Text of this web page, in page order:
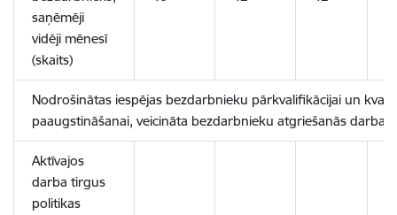
saņēmēji
vidēji mēnesī
(skaits)
Nodrošinātas iespējas bezdarbnieku pārkvalifikācijai un
paaugstināšanai, veicināta bezdarbnieku atgriešanās darba
Aktīvajos
darba tirgus
politikas